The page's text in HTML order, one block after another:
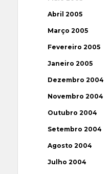
Abril 2005
Março 2005
Fevereiro 2005
Janeiro 2005
Dezembro 2004
Novembro 2004
Outubro 2004
Setembro 2004
Agosto 2004
Julho 2004